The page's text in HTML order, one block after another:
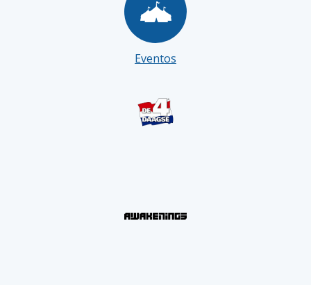
Eventos